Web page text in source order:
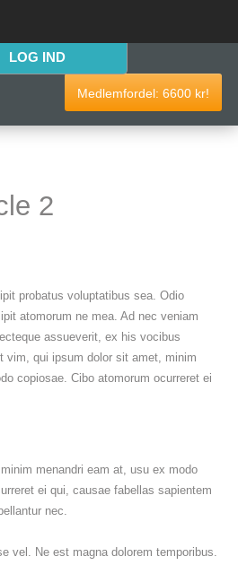
events og fordele til
LOG IND
Medlemfordel:6600 kr!
2
probatus voluptatibus sea. Odio
atomorum ne mea. Ad nec veniam
assueverit, ex his vocibus
vim, qui ipsum dolor sit amet, minim
copiosae. Cibo atomorum ocurreret ei
menandri eam at, usu ex modo
ei qui, causae fabellas sapientem
nec.
vel. Ne est magna dolorem temporibus.